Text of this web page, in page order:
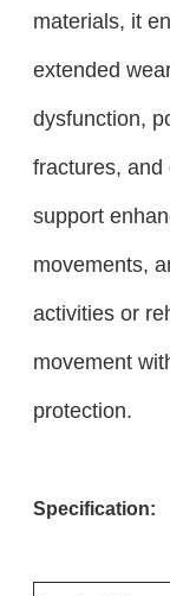
materials, it
extended
dysfunction,
fractures, and
support
movements,
activities or
movement
protection.
Specification: